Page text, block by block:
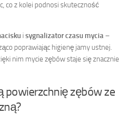
co z kolei podnosi skuteczność
i sygnalizator czasu mycia –
poprawiając higienę jamy ustnej.
nim mycie zębów staje się znacznie
powierzchnię zębów ze